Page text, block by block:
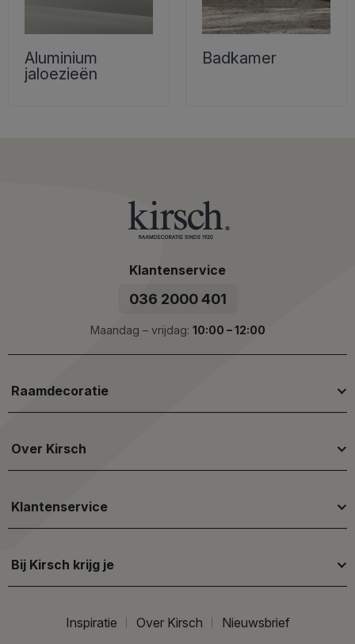
Aluminium
jaloezieën
Badkamer
Klantenservice
036 2000 401
Maandag – vrijdag: 10:00 – 12:00
Raamdecoratie
Over Kirsch
Klantenservice
Bij Kirsch krijg je
Inspiratie Over Kirsch Nieuwsbrief